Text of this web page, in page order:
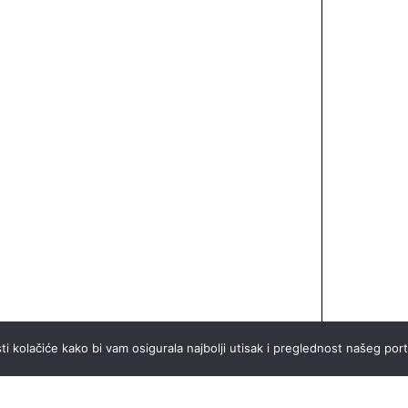
kolačiće kako bi vam osigurala najbolji utisak i preglednost našeg